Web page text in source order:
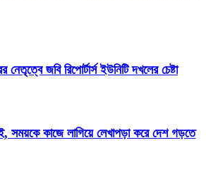
জবি রিপোর্টার্স ইউনিটি দখলের চেষ্টা
সময়কে কাজে লাগিয়ে লেখাপড়া করে দেশ গড়তে